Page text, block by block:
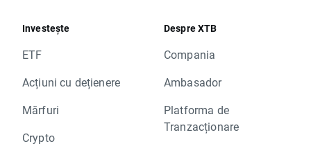
Investește
ETF
Acțiuni cu dețienere
Mărfuri
Crypto
Despre XTB
Compania
Ambasador
Platforma de
Tranzacționare